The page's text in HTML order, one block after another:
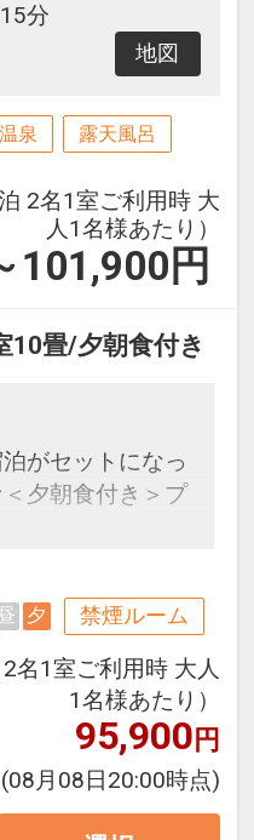
分
地図
温泉 露天風呂
2名1室ご利用時 大
人1名様あたり）
101,900 円
10畳/夕朝食付き
がセットになっ
夕朝食付き＞プ
パッケージだか
ちろん周遊旅行
けの宿泊や延
自由自在です。
のJAL（または
！フライトマイ
夕 禁煙ルーム
2名1室ご利用時 大人
1名様あたり）
95,900円
(08月08日20:00時点)